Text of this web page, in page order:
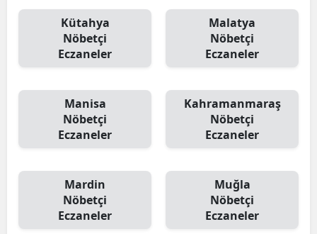
Kütahya
Nöbetçi
Eczaneler
Malatya
Nöbetçi
Eczaneler
Manisa
Nöbetçi
Eczaneler
Kahramanmaraş
Nöbetçi
Eczaneler
Mardin
Nöbetçi
Eczaneler
Muğla
Nöbetçi
Eczaneler